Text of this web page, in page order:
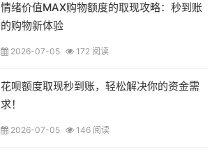
情绪价值MAX购物额度的取现攻略：秒到账
的购物新体验
2026-07-05 172 阅读
花呗额度取现秒到账，轻松解决你的资金需
求！
2026-07-05 146 阅读